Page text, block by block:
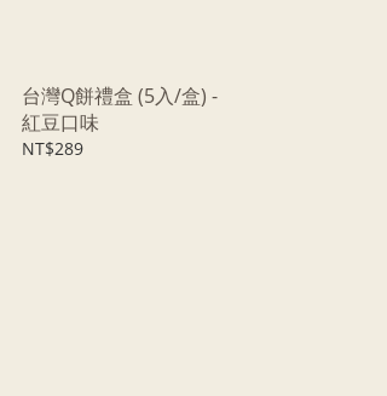
台灣Q餅禮盒 (5入/盒) -
紅豆口味
NT$289